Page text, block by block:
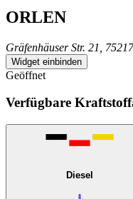
ORLEN
Gräfenhäuser Str. 21,
Widget einbinden
Geöffnet
Verfügbare
Diesel